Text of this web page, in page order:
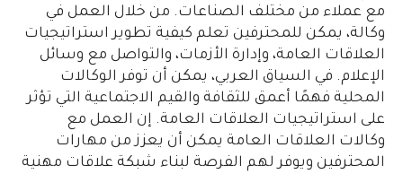
مع عملاء من مختلف الصناعات. من خلال العمل في
وكالة، يمكن للمحترفين تعلم كيفية تطوير استراتيجيات
العلاقات العامة، وإدارة الأزمات، والتواصل مع وسائل
الإعلام. في السياق العربي، يمكن أن توفر الوكالات
المحلية فهمًا أعمق للثقافة والقيم الاجتماعية التي تؤثر
على استراتيجيات العلاقات العامة. إن العمل مع
وكالات العلاقات العامة يمكن أن يعزز من مهارات
المحترفين ويوفر لهم الفرصة لبناء شبكة علاقات مهنية